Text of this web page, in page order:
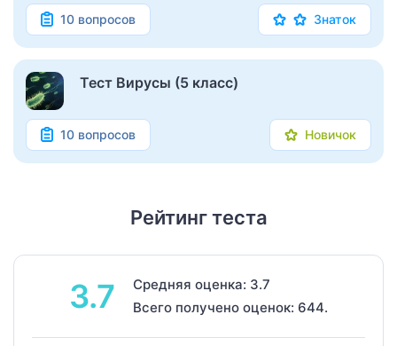
10 вопросов Знаток
Тест Вирусы (5 класс)
10 вопросов Новичок
Рейтинг теста
3.7
Средняя оценка: 3.7
Всего получено оценок: 644.